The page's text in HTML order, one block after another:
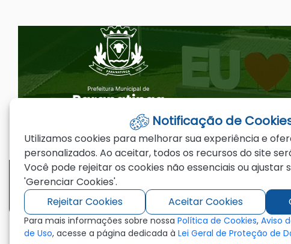
Seção do Rodapé e Ouvidoria/
Telefones
(66)3573-4200
Email
Notificação de
Utilizamos cookies para melhorar sua experiência e
personalizados. Ao aceitar, todos os recursos do site
Você pode rejeitar os cookies não essenciais ou ajustar
'Gerenciar Cookies'.
Rejeitar Cookies
Aceitar Cookies
Para mais informações sobre nossa Política de Cookies, Aviso
de Uso, acesse a página dedicada à Lei Geral de Proteção de